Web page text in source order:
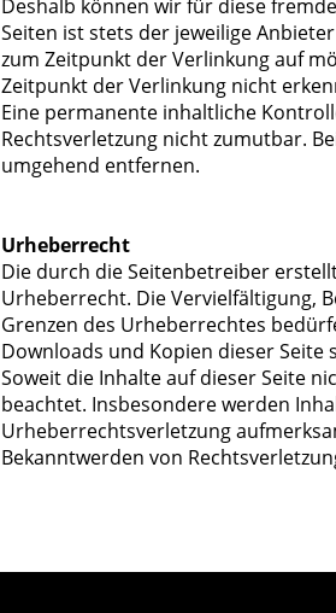
Deshalb können wir für diese
Seiten ist stets der jeweilige
zum Zeitpunkt der Verlinkung auf
Zeitpunkt der Verlinkung nicht
Eine permanente inhaltliche
Rechtsverletzung nicht zumutbar.
umgehend entfernen.
Urheberrecht
Die durch die Seitenbetreiber
Urheberrecht. Die Vervielfältigung,
Grenzen des Urheberrechtes
Downloads und Kopien dieser
Soweit die Inhalte auf dieser Seite
beachtet. Insbesondere werden
Urheberrechtsverletzung
Bekanntwerden von